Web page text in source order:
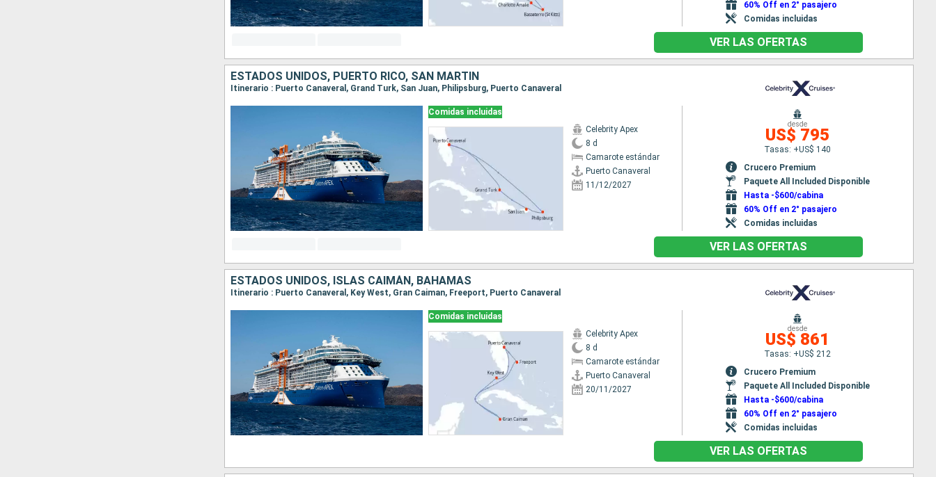
60% Off en 2° pasajero
Comidas incluidas
VER LAS OFERTAS
ESTADOS UNIDOS, PUERTO RICO, SAN MARTÍN
Itinerario : Puerto Canaveral, Grand Turk, San Juan, Philipsburg, Puerto Canaveral
Comidas incluidas
Celebrity Apex
8 d
Camarote estándar
Puerto Canaveral
11/12/2027
desde
US$ 795
Tasas: +US$ 140
Crucero Premium
Paquete All Included Disponible
Hasta -$600/cabina
60% Off en 2° pasajero
Comidas incluidas
VER LAS OFERTAS
ESTADOS UNIDOS, ISLAS CAIMÁN, BAHAMAS
Itinerario : Puerto Canaveral, Key West, Gran Caiman, Freeport, Puerto Canaveral
Comidas incluidas
Celebrity Apex
8 d
Camarote estándar
Puerto Canaveral
20/11/2027
desde
US$ 861
Tasas: +US$ 212
Crucero Premium
Paquete All Included Disponible
Hasta -$600/cabina
60% Off en 2° pasajero
Comidas incluidas
VER LAS OFERTAS